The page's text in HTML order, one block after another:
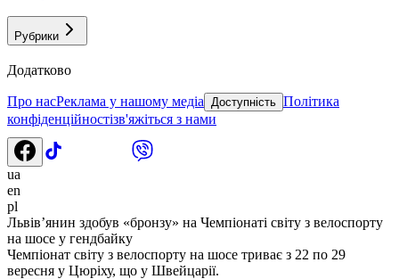
Рубрики
Додатково
Про насРеклама у нашому медіа Доступність Політика
конфіденційностізв'яжіться з нами
ua
en
pl
Львів’янин здобув «бронзу» на Чемпіонаті світу з велоспорту
на шосе у гендбайку
Чемпіонат світу з велоспорту на шосе триває з 22 по 29
вересня у Цюріху, що у Швейцарії.